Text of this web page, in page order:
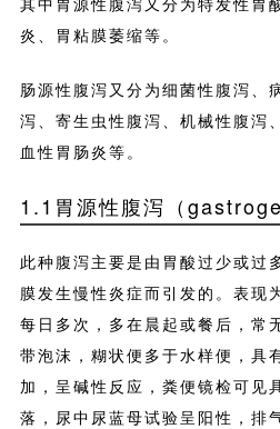
炎、胃粘膜萎缩等。
肠源性腹泻又分为细菌性腹泻、
泻、寄生虫性腹泻、机械性腹泻
血性胃肠炎等。
1.1胃源性腹泻（
此种腹泻主要是由胃酸过少或过
膜发生慢性炎症而引发的。表现
每日多次，多在晨起或餐后，常
带泡沫，糊状便多于水样便，具
加，呈碱性反应，粪便镜检可见
落，尿中尿蓝母试验呈阳性，排